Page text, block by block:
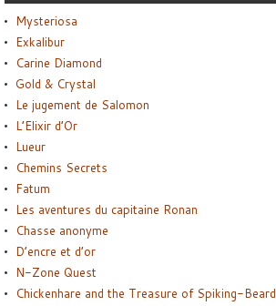
Mysteriosa
Exkalibur
Carine Diamond
Gold & Crystal
Le jugement de Salomon
L’Elixir d’Or
Lueur
Chemins Secrets
Fatum
Les aventures du capitaine Ronan
Chasse anonyme
D’encre et d’or
N-Zone Quest
Chickenhare and the Treasure of Spiking-Beard